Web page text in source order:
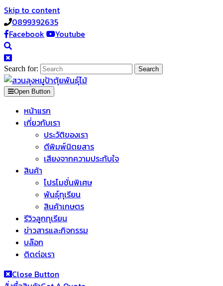
Skip to content
0899392635
Facebook
Youtube
Search for:
Open Button
หน้าแรก
เกี่ยวกับเรา
ประวัติของเรา
ตีพิมพ์นิตยสาร
เสียงจากความประทับใจ
สินค้า
โปรโมชั่นพิเศษ
พันธุ์ทุเรียน
สินค้าเกษตร
รีวิวลูกทุเรียน
ข่าวสารและกิจกรรม
บล๊อก
ติดต่อเรา
Close Button